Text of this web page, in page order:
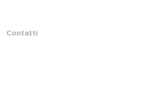
Contatti